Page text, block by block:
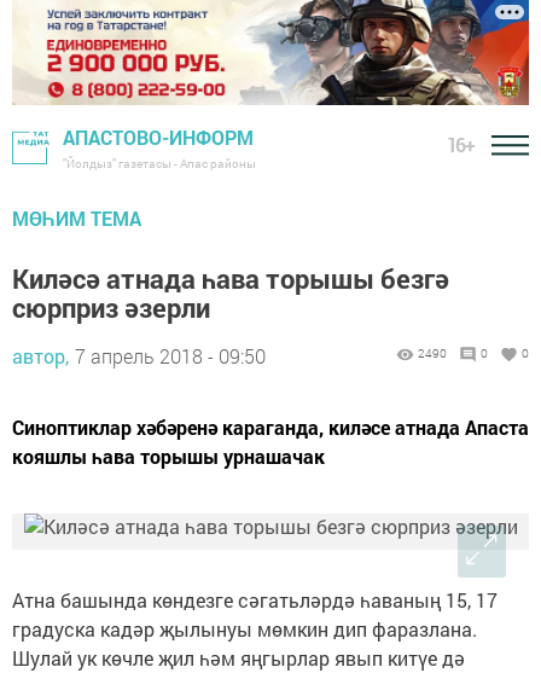
АПАСТОВО-ИНФОРМ
"Йолдыз" газетасы - Апас районы
16+
МӨҺИМ ТЕМА
Киләсә атнада һава торышы безгә
сюрприз әзерли
автор, 7 апрель 2018 - 09:50 2490 0 0
Синоптиклар хәбәренә караганда, киләсе атнада Апаста
кояшлы һава торышы урнашачак
Атна башында көндезге сәгатьләрдә һаваның 15, 17
градуска кадәр җылынуы мөмкин дип фаразлана.
Шулай ук көчле җил һәм яңгырлар явып китүе дә